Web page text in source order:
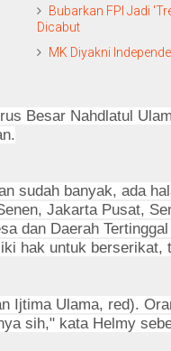
Bubarkan FPI Jadi
Dicabut
MK Diyakni
Besar Nahdlatul
sudah banyak, ada
Jakarta Pusat,
dan Daerah
hak untuk berserikat,
Ijtima Ulama, red).
sih," kata Helmy